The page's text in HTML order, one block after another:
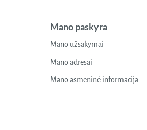
Mano paskyra
Mano užsakymai
Mano adresai
Mano asmeninė informacija